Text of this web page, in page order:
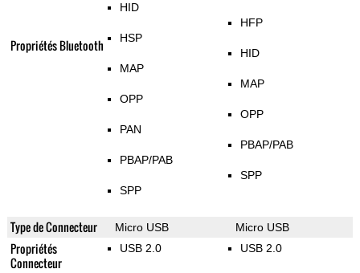
Propriétés Bluetooth
HID
HSP
MAP
OPP
PAN
PBAP/PAB
SPP
HFP
HID
MAP
OPP
PBAP/PAB
SPP
Type de Connecteur Micro USB Micro USB
Propriétés
Connecteur
USB 2.0 USB 2.0